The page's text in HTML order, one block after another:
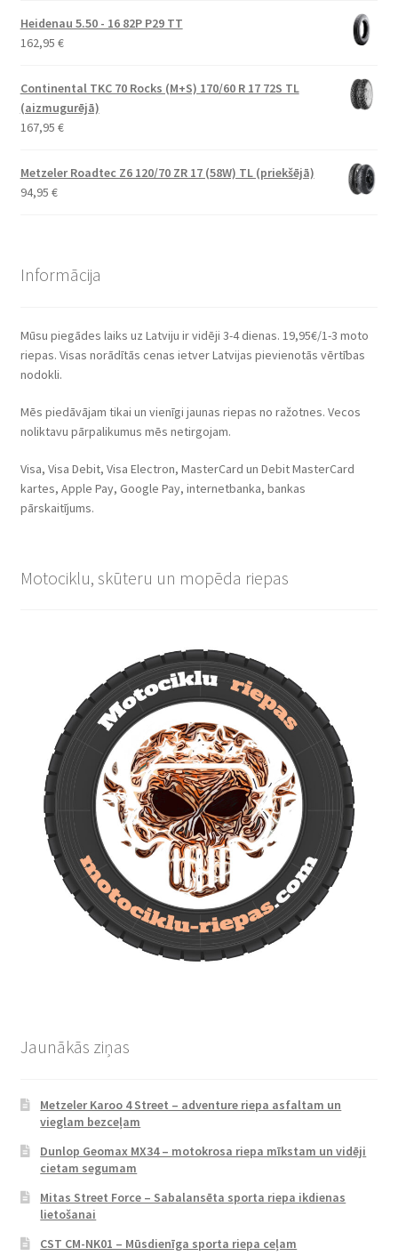
Heidenau 5.50 - 16 82P P29 TT
162,95 €
Continental TKC 70 Rocks (M+S) 170/60 R 17 72S TL
(aizmugurējā)
167,95 €
Metzeler Roadtec Z6 120/70 ZR 17 (58W) TL (priekšējā)
94,95 €
Informācija
Mūsu piegādes laiks uz Latviju ir vidēji 3-4 dienas. 19,95€/1-3 moto
riepas. Visas norādītās cenas ietver Latvijas pievienotās vērtības
nodokli.
Mēs piedāvājam tikai un vienīgi jaunas riepas no ražotnes. Vecos
noliktavu pārpalikumus mēs netirgojam.
Visa, Visa Debit, Visa Electron, MasterCard un Debit MasterCard
kartes, Apple Pay, Google Pay, internetbanka, bankas
pārskaitījums.
Motociklu, skūteru un mopēda riepas
Jaunākās ziņas
Metzeler Karoo 4 Street – adventure riepa asfaltam un
vieglam bezceļam
Dunlop Geomax MX34 – motokrosa riepa mīkstam un vidēji
cietam segumam
Mitas Street Force – Sabalansēta sporta riepa ikdienas
lietošanai
CST CM-NK01 – Mūsdienīga sporta riepa ceļam